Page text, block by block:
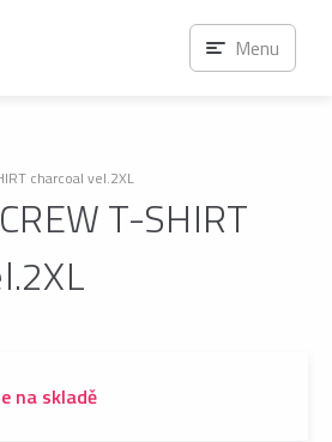
charcoal vel.2XL
T-SHIRT
na skladě
Menu